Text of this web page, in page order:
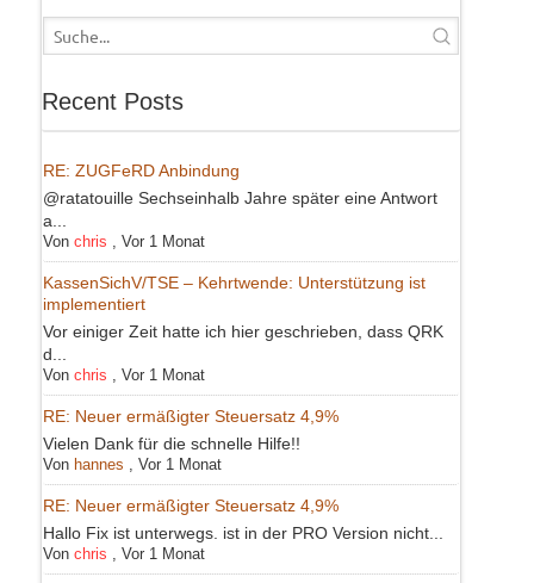
Recent Posts
RE: ZUGFeRD Anbindung
@ratatouille Sechseinhalb Jahre später eine Antwort
a...
Von chris Vor 1 Monat
KassenSichV/TSE – Kehrtwende: Unterstützung ist
implementiert
Vor einiger Zeit hatte ich hier geschrieben, dass QRK
d...
Von chris Vor 1 Monat
RE: Neuer ermäßigter Steuersatz 4,9%
Vielen Dank für die schnelle Hilfe!!
Von hannes Vor 1 Monat
RE: Neuer ermäßigter Steuersatz 4,9%
Hallo Fix ist unterwegs. ist in der PRO Version nicht...
Von chris Vor 1 Monat